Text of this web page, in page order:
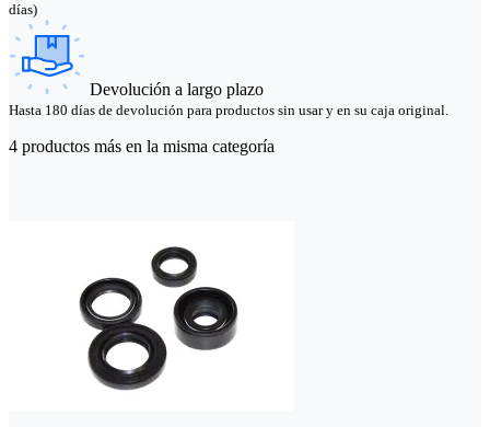
días)
Devolución a largo plazo
Hasta 180 días de devolución para productos sin usar y en su caja original.
4 productos más en la misma categoría